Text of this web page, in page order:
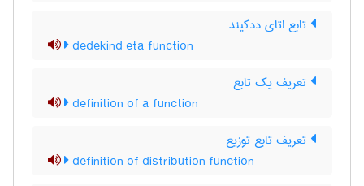
تابع اتای ددکیند
dedekind eta function
تعریف یک تابع
definition of a function
تعریف تابع توزیع
definition of distribution function